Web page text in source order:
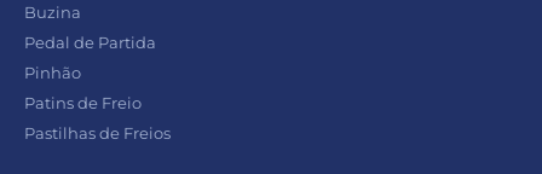
Buzina
Pedal de Partida
Pinhão
Patins de Freio
Pastilhas de Freios